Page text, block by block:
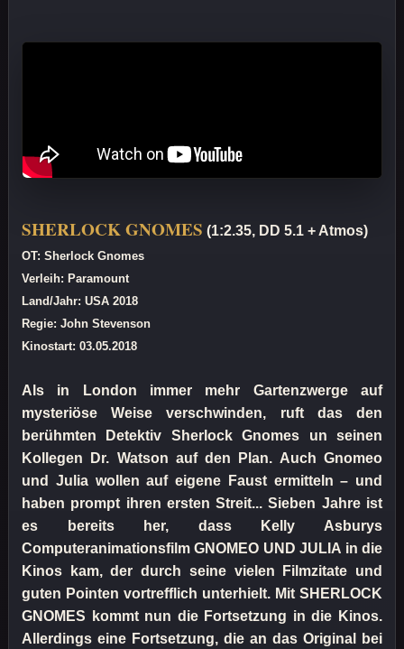
SHERLOCK GNOMES (1:2.35, DD 5.1 + Atmos)
OT: Sherlock Gnomes
Verleih: Paramount
Land/Jahr: USA 2018
Regie: John Stevenson
Kinostart: 03.05.2018
Als in London immer mehr Gartenzwerge auf
mysteriöse Weise verschwinden, ruft das den
berühmten Detektiv Sherlock Gnomes un seinen
Kollegen Dr. Watson auf den Plan. Auch Gnomeo
und Julia wollen auf eigene Faust ermitteln – und
haben prompt ihren ersten Streit... Sieben Jahre ist
es bereits her, dass Kelly Asburys
Computeranimationsfilm GNOMEO UND JULIA in die
Kinos kam, der durch seine vielen Filmzitate und
guten Pointen vortrefflich unterhielt. Mit SHERLOCK
GNOMES kommt nun die Fortsetzung in die Kinos.
Allerdings eine Fortsetzung, die an das Original bei